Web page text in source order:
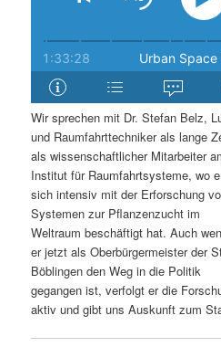
g
e
n
i
n
g
e
n
Wir sprechen mit Dr. Stefan Belz,
und Raumfahrttechniker als lange
als wissenschaftlicher Mitarbeiter
Institut für Raumfahrtsysteme, wo
sich intensiv mit der Erforschung
Systemen zur Pflanzenzucht im
Weltraum beschäftigt hat. Auch
er jetzt als Oberbürgermeister der
Böblingen den Weg in die Politik
gegangen ist, verfolgt er die
aktiv und gibt uns Auskunft zum